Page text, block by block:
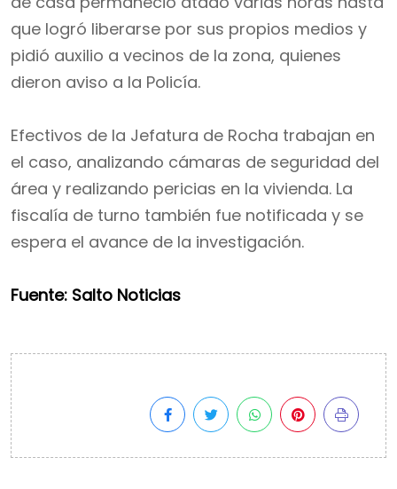
que logró liberarse por sus propios medios y
pidió auxilio a vecinos de la zona, quienes
dieron aviso a la Policía.
Efectivos de la Jefatura de Rocha trabajan en
el caso, analizando cámaras de seguridad del
área y realizando pericias en la vivienda. La
fiscalía de turno también fue notificada y se
espera el avance de la investigación.
Fuente: Salto Noticias